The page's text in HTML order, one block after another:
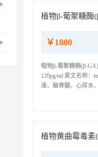
植物β-葡聚糖酶
￥1800
植物β-葡聚糖酶(β-
120pg/ml 英文名称：
液、脑脊髓、心房水
植物黄曲霉毒素